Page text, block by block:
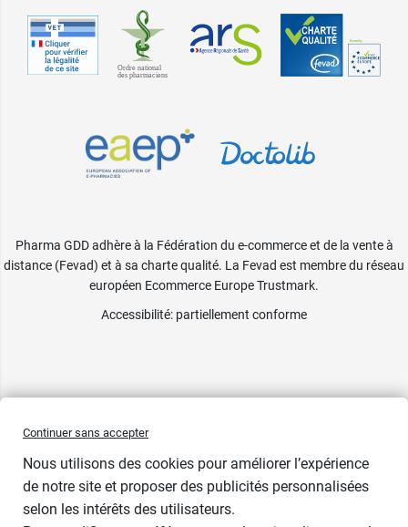
Pharma GDD adhère à la Fédération du e-commerce et de la vente à
distance (Fevad) et à sa charte qualité. La Fevad est membre du réseau
européen Ecommerce Europe Trustmark.
Accessibilité: partiellement conforme
Continuer sans accepter
Nous utilisons des cookies pour améliorer l’expérience
de notre site et proposer des publicités personnalisées
selon les intérêts des utilisateurs.